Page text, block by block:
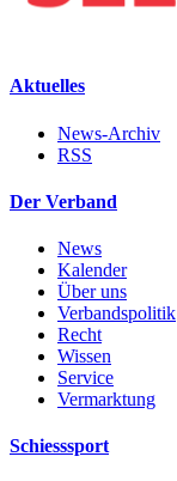
Aktuelles
News-Archiv
RSS
Der Verband
News
Kalender
Über uns
Verbandspolitik
Recht
Wissen
Service
Vermarktung
Schiesssport